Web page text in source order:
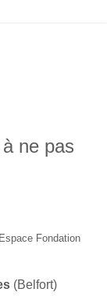
ne pas
Fondation
(Belfort)